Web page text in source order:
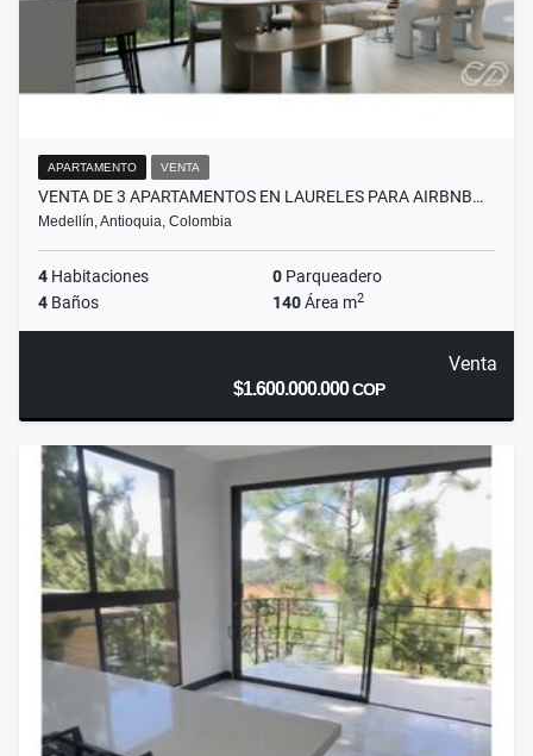
APARTAMENTO VENTA
VENTA DE 3 APARTAMENTOS EN LAURELES PARA AIRBNB…
Medellín, Antioquia, Colombia
4 Habitaciones 0 Parqueadero
4 Baños 140Área m2
Venta
$1.600.000.000COP